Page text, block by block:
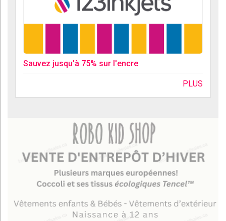
Sauvez jusqu'à 75% sur l'encre
PLUS